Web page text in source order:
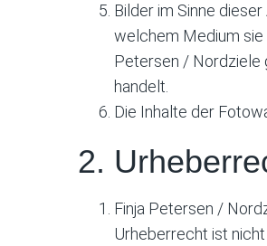
Bilder im Sinne
welchem Medium sie
Petersen / Nordziele
handelt.
Die Inhalte der
2.
Finja Petersen /
Urheberrecht ist